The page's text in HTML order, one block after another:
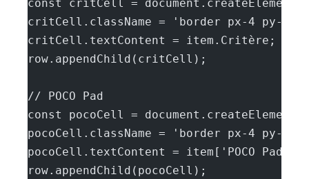
const critCell =
critCell.className = 'border px-4 py-2
critCell.textContent = item.Critère;
row.appendChild(critCell);
// POCO Pad
const pocoCell =
pocoCell.className = 'border px-4 py-2';
pocoCell.textContent = item['POCO Pad'];
row.appendChild(pocoCell);